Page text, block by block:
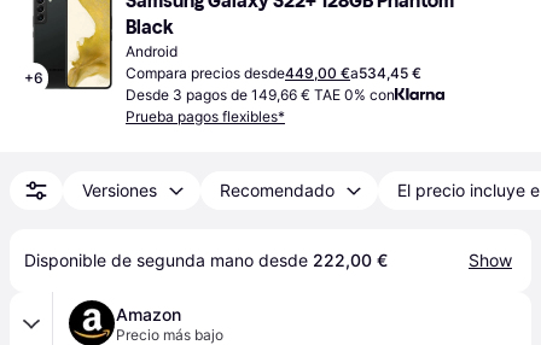
+6
Black
Android
Compara precios desde449,00 €a534,45 €
Desde 3 pagos de 149,66 € TAE 0% con
Prueba pagos flexibles*
Versiones Recomendado El precio incluye
Disponible de segunda mano desde 222,00 € Show
Amazon
Precio más bajo